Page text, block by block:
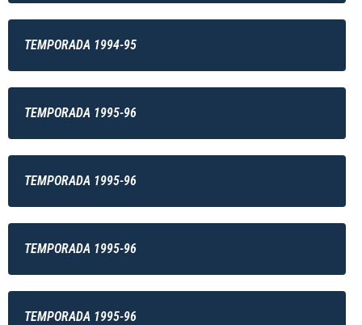
TEMPORADA 1994-95
TEMPORADA 1995-96
TEMPORADA 1995-96
TEMPORADA 1995-96
TEMPORADA 1995-96